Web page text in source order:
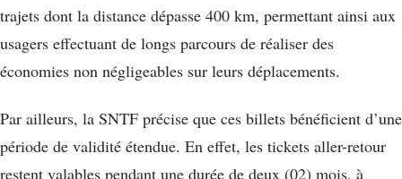
trajets dont la distance dépasse 400 km, permettant ainsi aux
usagers effectuant de longs parcours de réaliser des
économies non négligeables sur leurs déplacements.
Par ailleurs, la SNTF précise que ces billets bénéficient d’une
période de validité étendue. En effet, les tickets aller-retour
restent valables pendant une durée de deux (02) mois, à